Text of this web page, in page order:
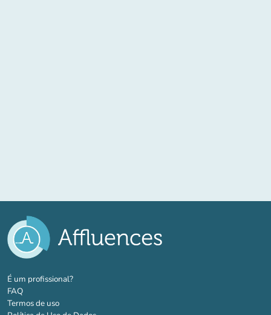
É um profissional?(novo separador)
FAQ
Termos de uso